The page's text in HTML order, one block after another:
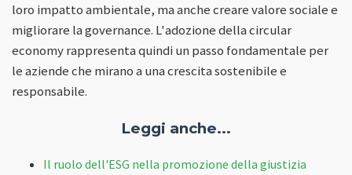
loro impatto ambientale, ma anche creare valore sociale e
migliorare la governance. L'adozione della circular
economy rappresenta quindi un passo fondamentale per
le aziende che mirano a una crescita sostenibile e
responsabile.
Leggi anche...
Il ruolo dell'ESG nella promozione della giustizia